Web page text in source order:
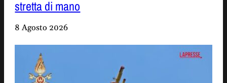
stretta di mano
8 Agosto 2026